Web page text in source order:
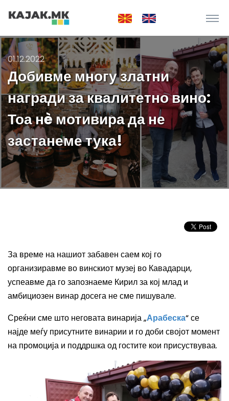
01.12.2022
Добивме многу златни
награди за квалитетно вино:
Тоа нè мотивира да не
застанеме тука!
За време на нашиот забавен саем кој го
организиравме во винскиот музеј во Кавадарци,
успеавме да го запознаеме Кирил за кој млад и
амбициозен винар досега не сме пишувале.
Среќни сме што неговата винарија „Арабеска“ се
најде меѓу присутните винарии и го доби својот момент
на промоција и поддршка од гостите кои присуствуваа.